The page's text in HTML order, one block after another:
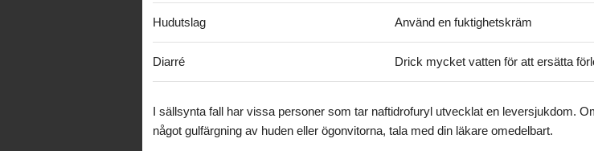
Hudutslag Använd en fuktighetskräm
Diarré Drick mycket vatten för att ersätta
I sällsynta fall har vissa personer som tar naftidrofuryl utvecklat en leversjukdom.
något gulfärgning av huden eller ögonvitorna, tala med din läkare omedelbart.